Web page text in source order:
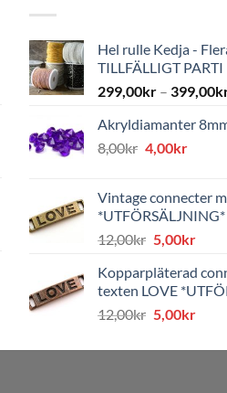
Hel rulle Kedja -
TILLFÄLLIGT PARTI
299,00kr – 399,00
Akryldiamanter
8,00kr Det
var:
8,00kr.
4,00krDet
är:
4,00kr.
Vintage connecter
*UTFÖRSÄLJNING*
12,00kr Det
priset
var:
12,00kr.
5,00krDet
är:
Kopparpläterad
texten LOVE
12,00kr Det
priset
5,00krDet